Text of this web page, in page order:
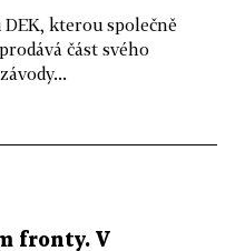
kterou společně
část svého
fronty. V